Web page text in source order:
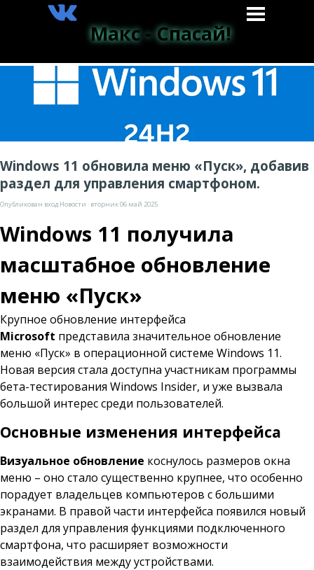
Макс - Спасай!
Windows 11 обновила меню «Пуск», добавив
раздел для управления смартфоном.
Опубликован вход Новости · вторник 06 май 2025
Windows 11 получила
масштабное обновление
меню «Пуск»
Крупное обновление интерфейса
Microsoft представила значительное обновление
меню «Пуск» в операционной системе Windows 11.
Новая версия стала доступна участникам программы
бета-тестирования Windows Insider, и уже вызвала
большой интерес среди пользователей.
Основные изменения интерфейса
Визуальное обновление коснулось размеров окна
меню – оно стало существенно крупнее, что особенно
порадует владельцев компьютеров с большими
экранами. В правой части интерфейса появился новый
раздел для управления функциями подключенного
смартфона, что расширяет возможности
взаимодействия между устройствами.